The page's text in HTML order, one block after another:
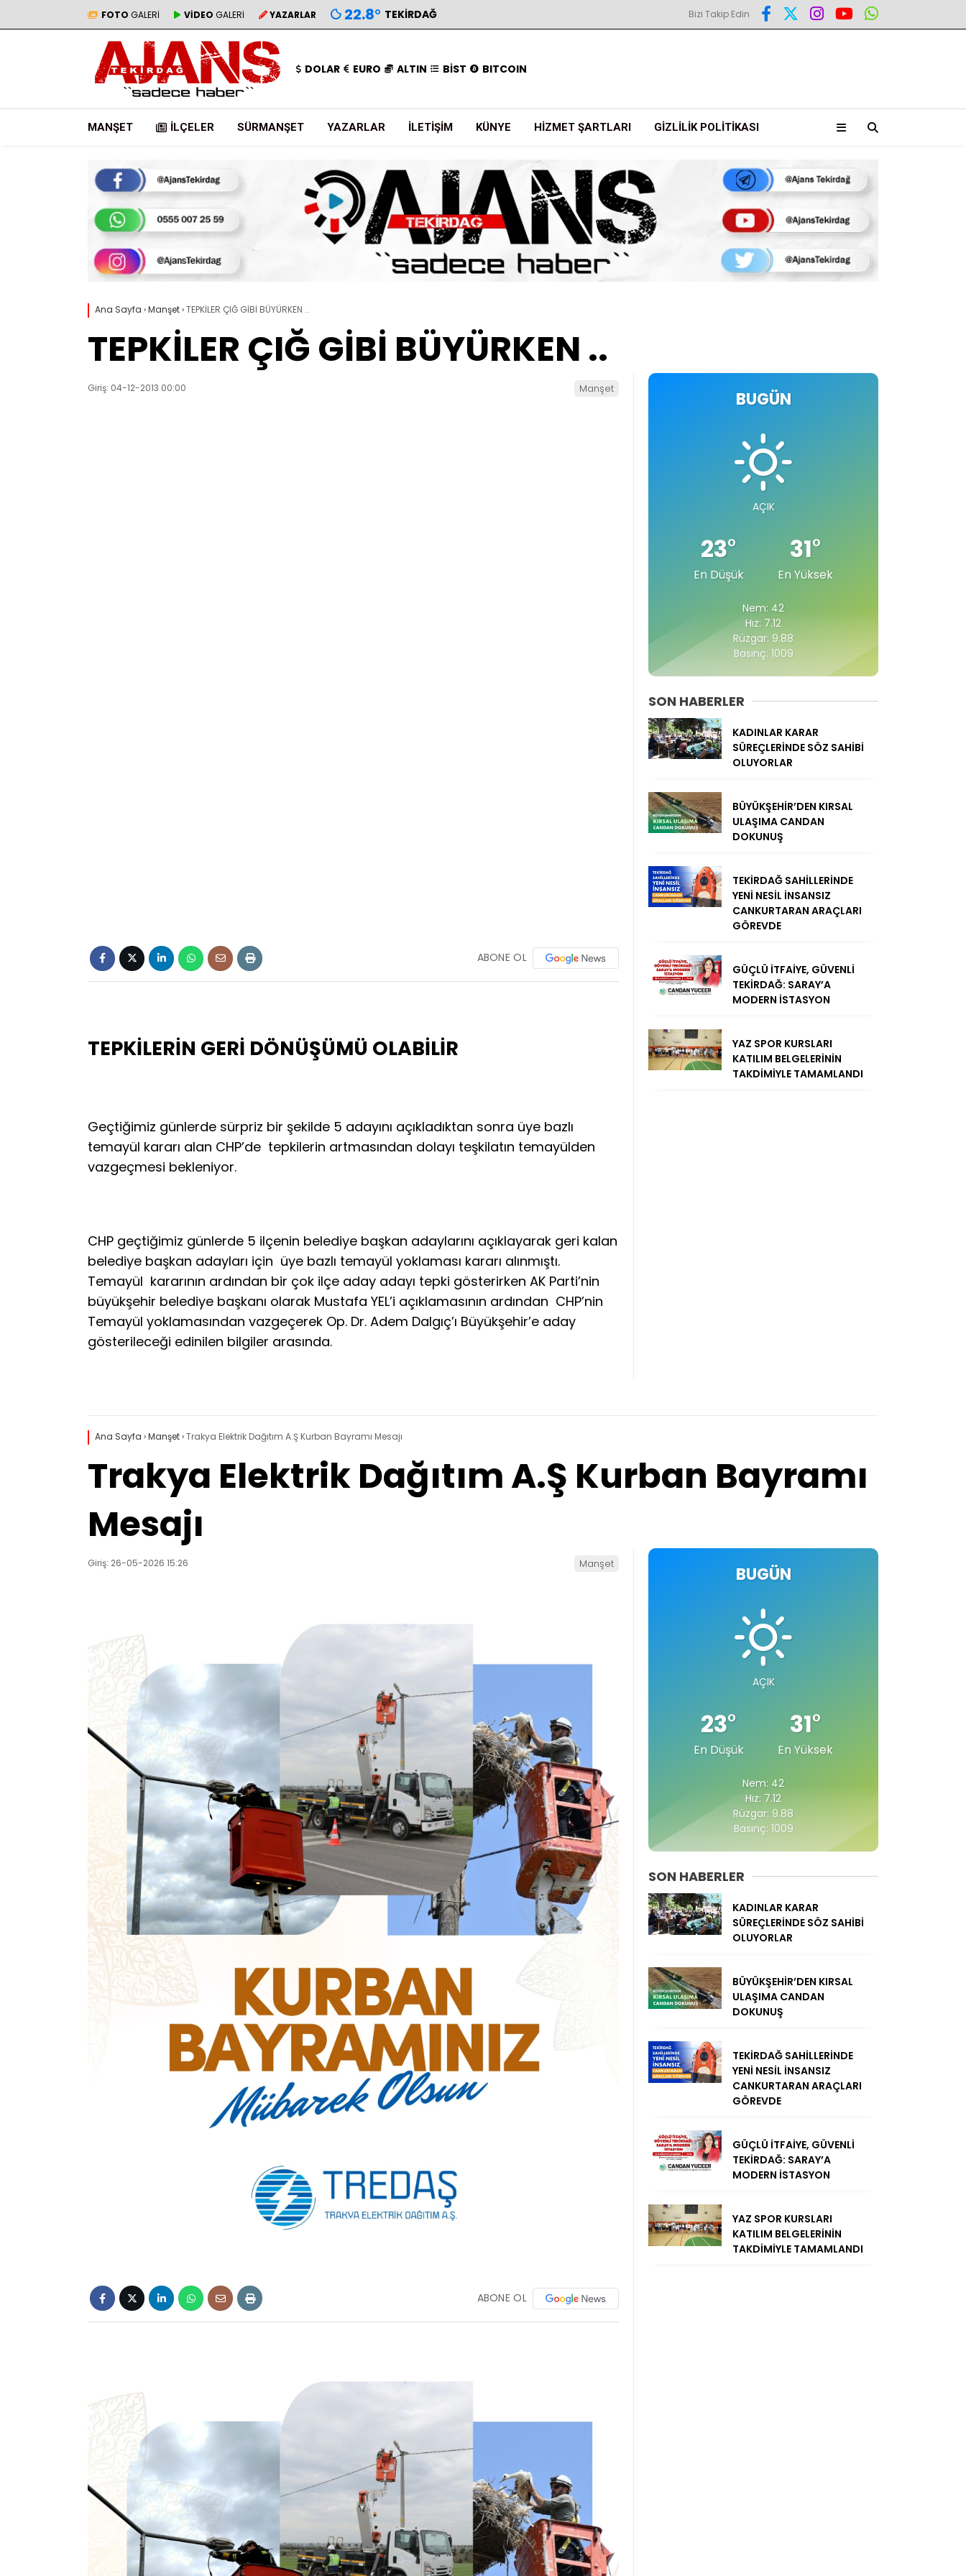
FOTO GALERİ VİDEO GALERİ YAZARLAR 22.8° TEKIRDAĞ Bizi Takip Edin
DOLAR EURO ALTIN BİST BITCOIN
MANŞET İLÇELER SÜRMANŞET YAZARLAR İLETIŞIM KÜNYE HIZMET ŞARTLARI GIZLILIK POLITIKASI
Ana Sayfa ›Manşet›TEPKİLER ÇIĞ GİBİ BÜYÜRKEN ..
TEPKİLER ÇIĞ GİBİ BÜYÜRKEN ..
Giriş: 04-12-2013 00:00 Manşet
ABONE OL
TEPKİLERİN GERİ DÖNÜŞÜMÜ OLABİLİR
Geçtiğimiz günlerde sürpriz bir şekilde 5 adayını açıkladıktan sonra üye bazlı
temayül kararı alan CHP’de tepkilerin artmasından dolayı teşkilatın temayülden
vazgeçmesi bekleniyor.
CHP geçtiğimiz günlerde 5 ilçenin belediye başkan adaylarını açıklayarak geri kalan
belediye başkan adayları için üye bazlı temayül yoklaması kararı alınmıştı.
Temayül kararının ardından bir çok ilçe aday adayı tepki gösterirken AK Parti’nin
büyükşehir belediye başkanı olarak Mustafa YEL’i açıklamasının ardından CHP’nin
Temayül yoklamasından vazgeçerek Op. Dr. Adem Dalgıç’ı Büyükşehir’e aday
gösterileceği edinilen bilgiler arasında.
BUGÜN
AÇIK
23°
En Düşük
31°
En Yüksek
Nem: 42
Hız: 7.12
Rüzgar: 9.88
Basınç: 1009
SON HABERLER
KADINLAR KARAR
SÜREÇLERİNDE SÖZ SAHİBİ
OLUYORLAR
BÜYÜKŞEHİR’DEN KIRSAL
ULAŞIMA CANDAN
DOKUNUŞ
TEKİRDAĞ SAHİLLERİNDE
YENİ NESİL İNSANSIZ
CANKURTARAN ARAÇLARI
GÖREVDE
GÜÇLÜ İTFAİYE, GÜVENLİ
TEKİRDAĞ: SARAY’A
MODERN İSTASYON
YAZ SPOR KURSLARI
KATILIM BELGELERİNİN
TAKDİMİYLE TAMAMLANDI
Ana Sayfa ›Manşet›Trakya Elektrik Dağıtım A.Ş Kurban Bayramı Mesajı
Trakya Elektrik Dağıtım A.Ş Kurban Bayramı
Mesajı
Giriş: 26-05-2026 15:26 Manşet
ABONE OL
BUGÜN
AÇIK
23°
En Düşük
31°
En Yüksek
Nem: 42
Hız: 7.12
Rüzgar: 9.88
Basınç: 1009
SON HABERLER
KADINLAR KARAR
SÜREÇLERİNDE SÖZ SAHİBİ
OLUYORLAR
BÜYÜKŞEHİR’DEN KIRSAL
ULAŞIMA CANDAN
DOKUNUŞ
TEKİRDAĞ SAHİLLERİNDE
YENİ NESİL İNSANSIZ
CANKURTARAN ARAÇLARI
GÖREVDE
GÜÇLÜ İTFAİYE, GÜVENLİ
TEKİRDAĞ: SARAY’A
MODERN İSTASYON
YAZ SPOR KURSLARI
KATILIM BELGELERİNİN
TAKDİMİYLE TAMAMLANDI